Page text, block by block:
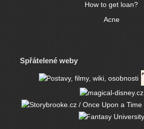
How to get loan?
Acne
Spřátelené weby